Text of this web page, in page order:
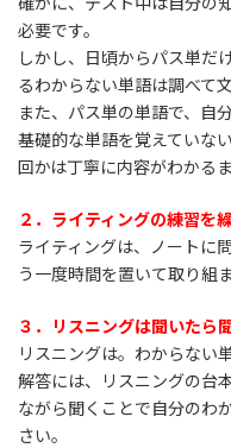
必要です。
しかし、日頃からパス単だ
るわからない単語は調べて
また、パス単の単語で、自
基礎的な単語を覚えていな
回かは丁寧に内容がわかる
２．ライティングの練習を
ライティングは、ノートに
う一度時間を置いて取り組
３．リスニングは聞いたら
リスニングは。わからない
解答には、リスニングの台
ながら聞くことで自分のわ
さい。